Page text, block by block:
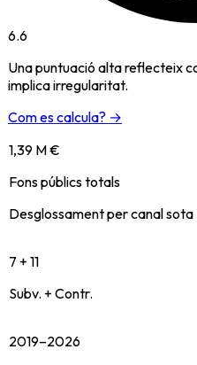
6.6
Una puntuació alta reflecteix
implica irregularitat.
Com es calcula? →
1,39 M €
Fons públics totals
Desglossament per canal sota
7 + 11
Subv. + Contr.
2019–2026